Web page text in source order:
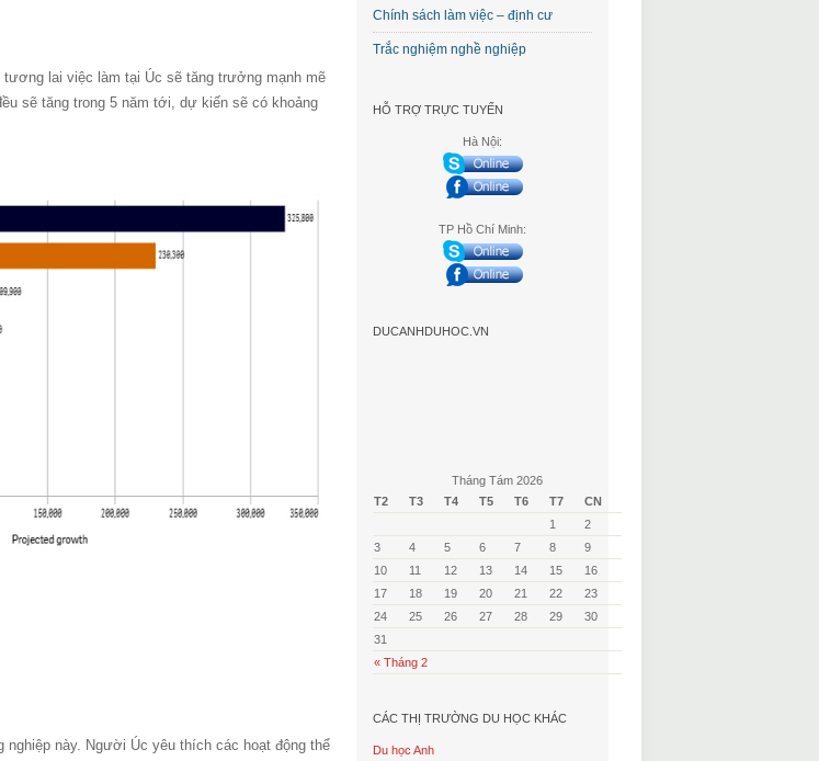
lai việc làm tại Úc sẽ tăng trưởng mạnh mẽ
sẽ tăng trong 5 năm tới, dự kiến sẽ có khoảng
này. Người Úc yêu thích các hoạt động thể
Chính sách làm việc – định cư
Trắc nghiệm nghề nghiệp
HỖ TRỢ TRỰC TUYẾN
Hà Nội:
TP Hồ Chí Minh:
DUCANHDUHOC.VN
Tháng Tám 2026
T2
T3 T4 T5 T6 T7 CN
« Tháng 2
1
2
3
4 5 6 7 8
9
10
11 12 13 14 15
16
17
18 19 20 21 22
23
24
25 26 27 28 29
30
31
CÁC THỊ TRƯỜNG DU HỌC KHÁC
Du học Anh